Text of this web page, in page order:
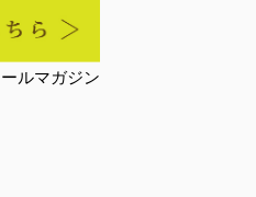
ルマガジン